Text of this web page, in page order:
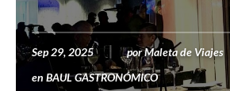
Sep 29, 2025 porMaleta de Viajes
en BAUL GASTRONÓMICO